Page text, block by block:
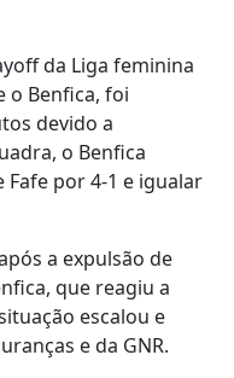
da Liga feminina
o Benfica, foi
devido a
o Benfica
por 4-1 e igualar
a expulsão de
que reagiu a
escalou e
e da GNR.